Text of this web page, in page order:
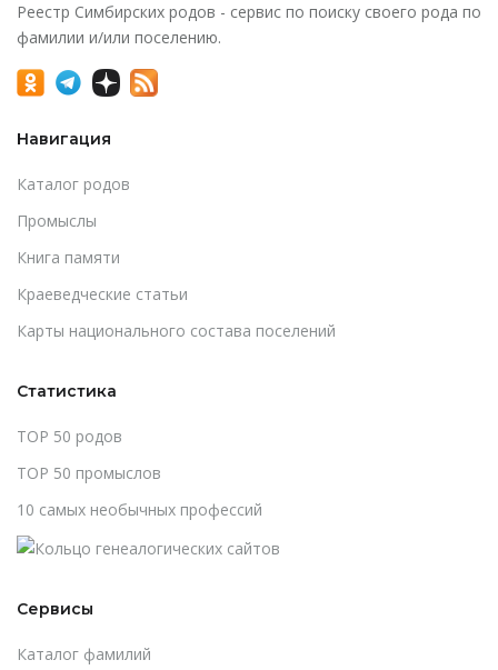
Реестр Симбирских родов - сервис по поиску своего рода по
фамилии и/или поселению.
Навигация
Каталог родов
Промыслы
Книга памяти
Краеведческие статьи
Карты национального состава поселений
Статистика
TOP 50 родов
TOP 50 промыслов
10 самых необычных профессий
Сервисы
Каталог фамилий